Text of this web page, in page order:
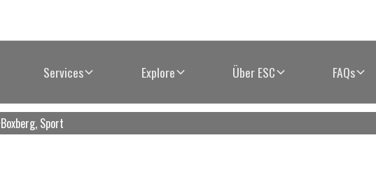
Services Explore Über ESC FAQs
Boxberg, Sport